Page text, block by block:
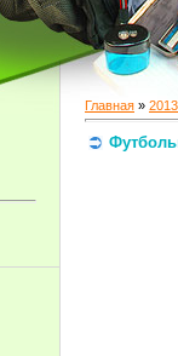
Главная » 2013